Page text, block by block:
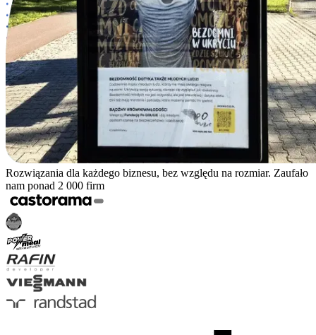
Rozwiązania dla każdego biznesu, bez względu na rozmiar. Zaufało
nam ponad 2 000 firm